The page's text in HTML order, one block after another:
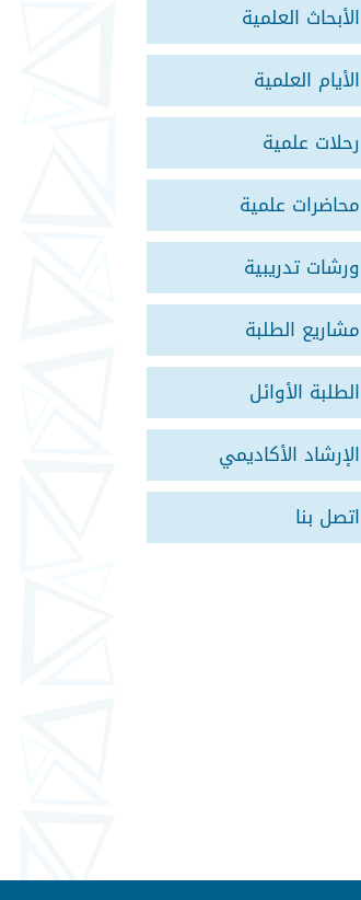
الأبحاث العلمية
الأيام العلمية
رحلات علمية
محاضرات علمية
ورشات تدريبية
مشاريع الطلبة
الطلبة الأوائل
الإرشاد الأكاديمي
اتصل بنا